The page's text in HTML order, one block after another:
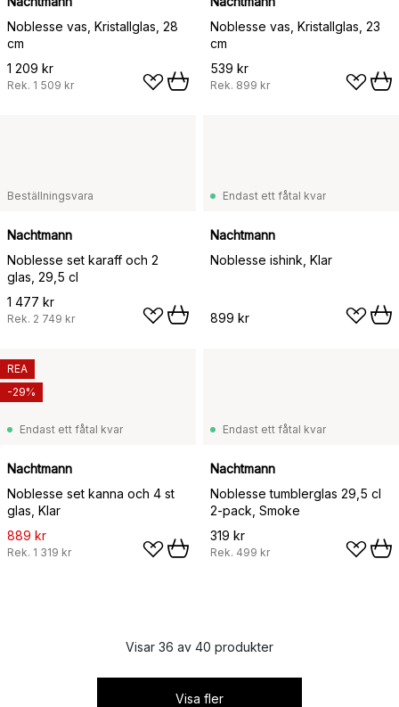
Noblesse vas, Kristallglas, 28
cm
1 209 kr
Rek. 1 509 kr
Noblesse vas, Kristallglas, 23
cm
539 kr
Rek. 899 kr
Beställningsvara
Nachtmann
Noblesse set karaff och 2
glas, 29,5 cl
1 477 kr
Rek. 2 749 kr
Endast ett fåtal kvar
Nachtmann
Noblesse ishink, Klar
899 kr
Endast ett fåtal kvar
Nachtmann
Noblesse set kanna och 4 st
glas, Klar
889 kr
Rek. 1 319 kr
REA
-29%
Endast ett fåtal kvar
Nachtmann
Noblesse tumblerglas 29,5 cl
2-pack, Smoke
319 kr
Rek. 499 kr
Visar 36 av 40 produkter
Visa fler